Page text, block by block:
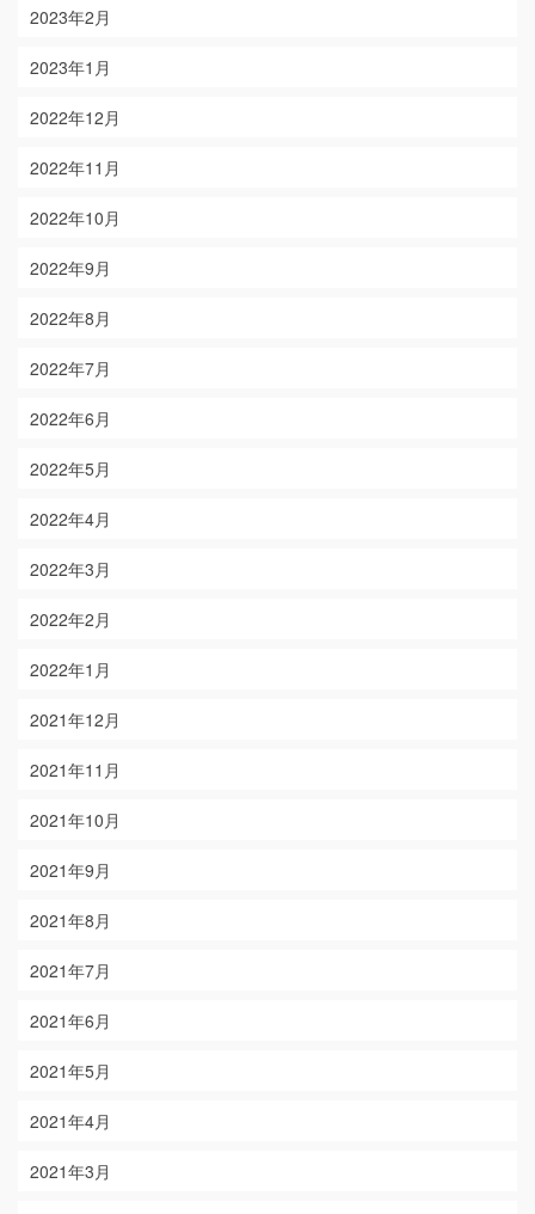
2023年2月
2023年1月
2022年12月
2022年11月
2022年10月
2022年9月
2022年8月
2022年7月
2022年6月
2022年5月
2022年4月
2022年3月
2022年2月
2022年1月
2021年12月
2021年11月
2021年10月
2021年9月
2021年8月
2021年7月
2021年6月
2021年5月
2021年4月
2021年3月